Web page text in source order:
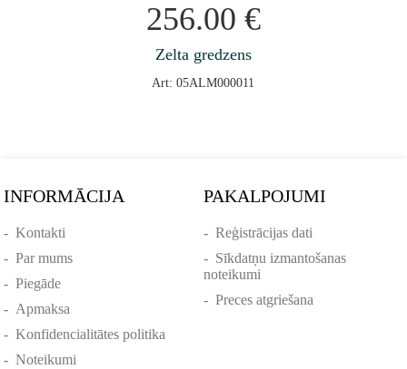
256.00 €
Zelta gredzens
Art: 05ALM000011
INFORMĀCIJA
-Kontakti
-Par mums
-Piegāde
- Apmaksa
-Konfidencialitātes politika
-Noteikumi
PAKALPOJUMI
- Reģistrācijas dati
- Sīkdatņu izmantošanas
noteikumi
- Preces atgriešana